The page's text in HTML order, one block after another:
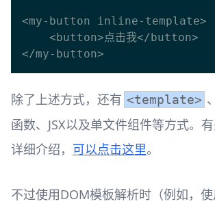
<my-button inline-template>
除了上述方式，还有 <template> 、
函数、JSX以及单文件组件等方式。
详细介绍， 可以点击这里。
不过使用DOM模板解析时（例如，使